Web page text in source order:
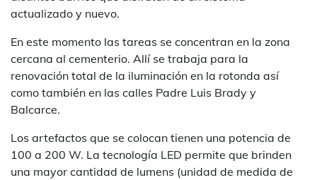
actualizado y nuevo.
En este momento las tareas se concentran en la zona
cercana al cementerio. Allí se trabaja para la
renovación total de la iluminación en la rotonda así
como también en las calles Padre Luis Brady y
Balcarce.
Los artefactos que se colocan tienen una potencia de
100 a 200 W. La tecnología LED permite que brinden
una mayor cantidad de lumens (unidad de medida de